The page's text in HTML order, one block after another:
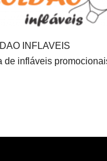
INFLAVEIS
de infláveis